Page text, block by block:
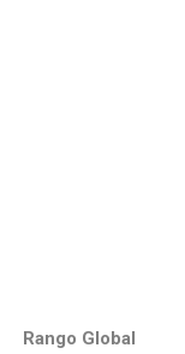
Rango Global